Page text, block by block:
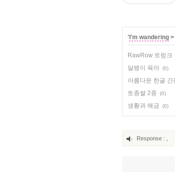
'I'm wandering >
RawRow 트렁크
달팽이 육아 (0)
아름다운 한글 간
토종쌀 2종 (0)
생황과 해금 (0)
Response :